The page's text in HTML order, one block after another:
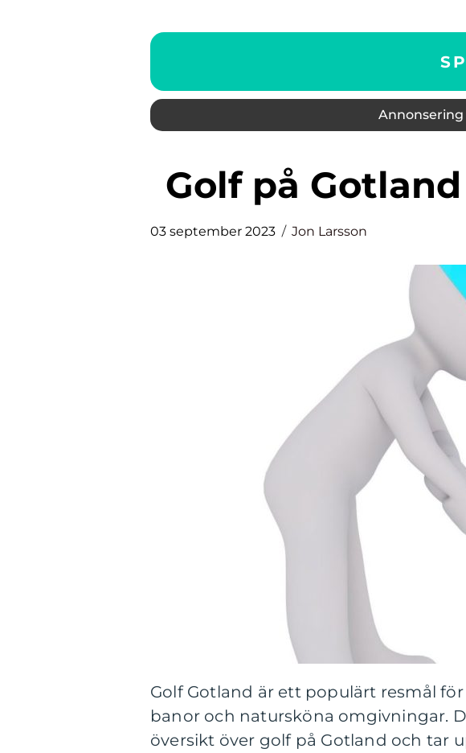
Annonsering
Golf på
03 september 2023 Jon Larsson
Golf Gotland är ett populärt resmål
banor och natursköna omgivningar.
översikt över golf på Gotland och tar